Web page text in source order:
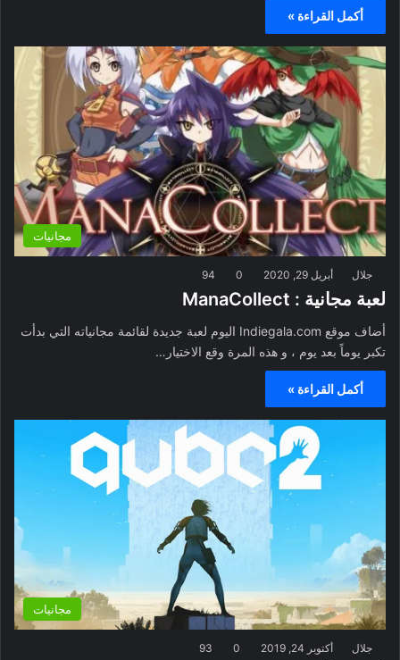
أكمل القراءة »
مجانيات
جلال أبريل 29, 2020 0
94
لعبة مجانية : ManaCollect
أضاف موقع Indiegala.com اليوم لعبة جديدة لقائمة مجانياته التي بدأت
تكبر يوماً بعد يوم ، و هذه المرة وقع الاختيار…
أكمل القراءة »
مجانيات
جلال أكتوبر 24, 2019 0
93